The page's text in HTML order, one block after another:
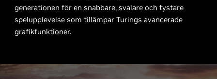
generationen för en snabbare, svalare och tystare
spelupplevelse som tillämpar Turings avancerade
grafikfunktioner.